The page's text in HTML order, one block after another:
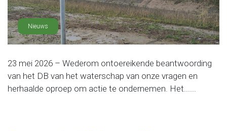
Nieuws
23 mei 2026 – Wederom ontoereikende beantwoording
van het DB van het waterschap van onze vragen en
herhaalde oproep om actie te ondernemen. Het......